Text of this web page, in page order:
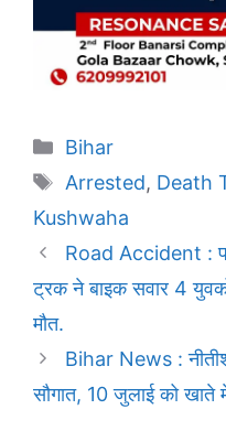
Categories
Bihar
Tags
Arrested, Death
Kushwaha
Road Accident :
ट्रक ने बाइक सवार 4 युवकों
मौत.
Bihar News :
सौगात, 10 जुलाई को